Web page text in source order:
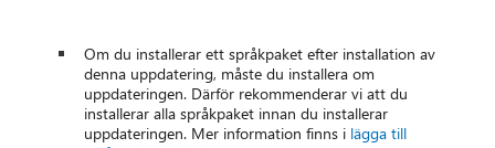
Om du installerar ett språkpaket efter installation av
denna uppdatering, måste du installera om
uppdateringen. Därför rekommenderar vi att du
installerar alla språkpaket innan du installerar
uppdateringen. Mer information finns i lägga till